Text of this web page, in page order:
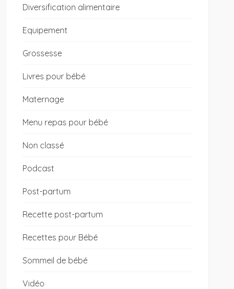
Diversification alimentaire
Equipement
Grossesse
Livres pour bébé
Maternage
Menu repas pour bébé
Non classé
Podcast
Post-partum
Recette post-partum
Recettes pour Bébé
Sommeil de bébé
Vidéo